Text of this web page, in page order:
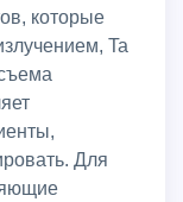
которые
Ta
Для